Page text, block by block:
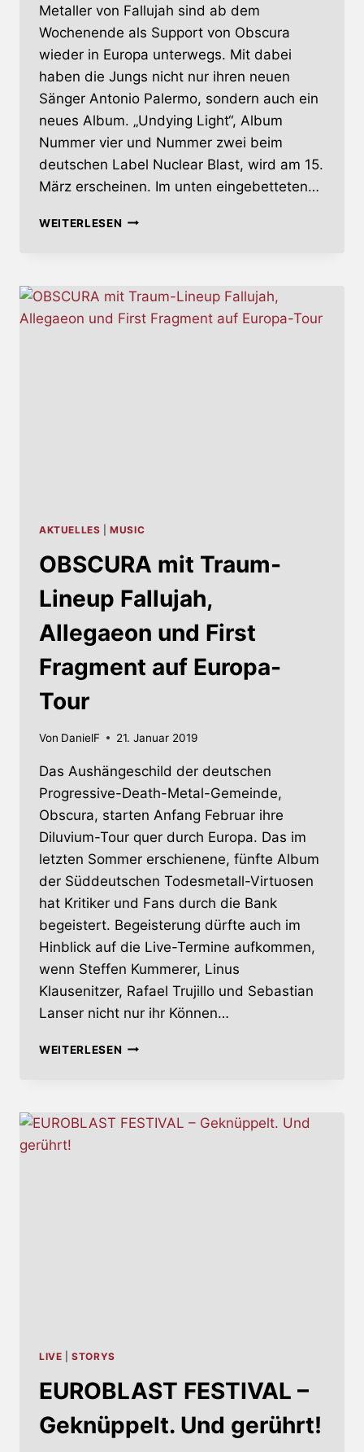
Metaller von Fallujah sind ab dem
Wochenende als Support von Obscura
wieder in Europa unterwegs. Mit dabei
haben die Jungs nicht nur ihren neuen
Sänger Antonio Palermo, sondern auch ein
neues Album. „Undying Light“, Album
Nummer vier und Nummer zwei beim
deutschen Label Nuclear Blast, wird am 15.
März erscheinen. Im unten eingebetteten…
WEITERLESENFALLUJAH
TOUR
MIT
AKTUELLES |MUSIC
OBSCURA mit Traum-
Lineup Fallujah,
Allegaeon und First
Fragment auf Europa-
Tour
Von DanielF 21. Januar 2019
Das Aushängeschild der deutschen
Progressive-Death-Metal-Gemeinde,
Obscura, starten Anfang Februar ihre
Diluvium-Tour quer durch Europa. Das im
letzten Sommer erschienene, fünfte Album
der Süddeutschen Todesmetall-Virtuosen
hat Kritiker und Fans durch die Bank
begeistert. Begeisterung dürfte auch im
Hinblick auf die Live-Termine aufkommen,
wenn Steffen Kummerer, Linus
Klausenitzer, Rafael Trujillo und Sebastian
Lanser nicht nur ihr Können…
WEITERLESENOBSCURA
ALLEGAEON
LIVE |STORYS
EUROBLAST FESTIVAL –
Geknüppelt. Und gerührt!